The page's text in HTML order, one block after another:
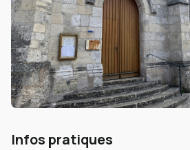
Infos pratiques